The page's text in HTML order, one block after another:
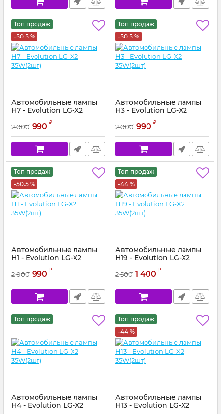
Топ продаж
-50.5 %
Автомобильные лампы
H7 - Evolution LG-X2
2 000 990 ₽
Топ продаж
-50.5 %
Автомобильные лампы
H3 - Evolution LG-X2
2 000 990 ₽
Топ продаж
-50.5 %
Автомобильные лампы
H1 - Evolution LG-X2
2 000 990 ₽
Топ продаж
-44 %
Автомобильные лампы
H19 - Evolution LG-X2
2 500 1 400 ₽
Топ продаж
Автомобильные лампы
H4 - Evolution LG-X2
Топ продаж
-44 %
Автомобильные лампы
H13 - Evolution LG-X2